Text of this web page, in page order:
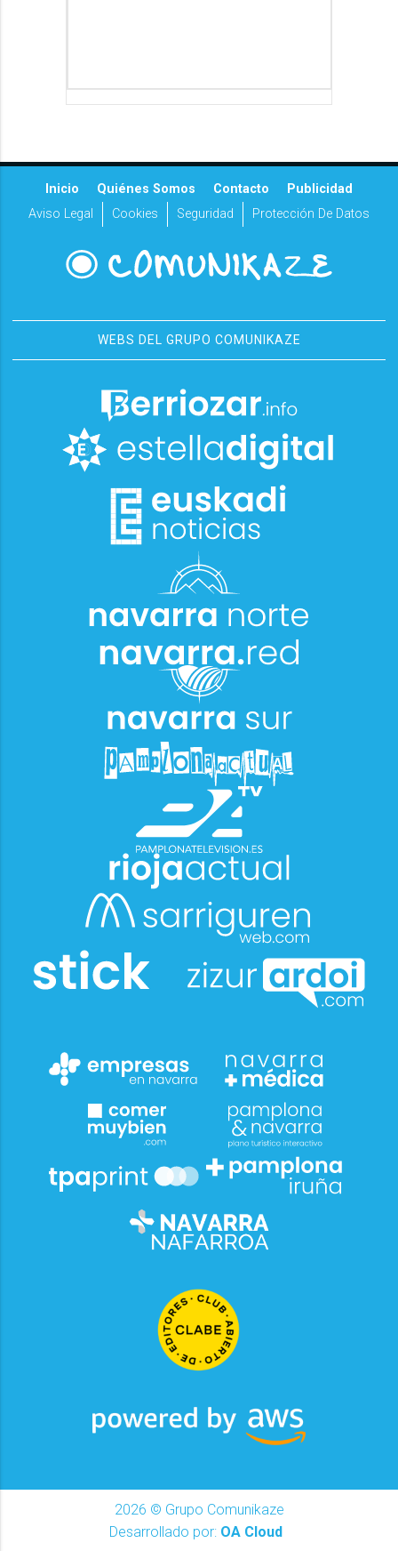
Inicio Quiénes Somos Contacto
Publicidad
Aviso Legal
Cookies Seguridad Protección De Datos
WEBS DEL GRUPO COMUNIKAZE
2026 © Grupo Comunikaze
Desarrollado por: OA Cloud